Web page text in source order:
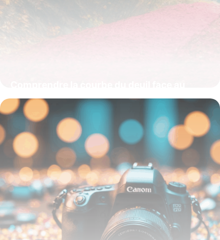
changement : un levier pour mieux
traverser les transformations
16 juin 2026